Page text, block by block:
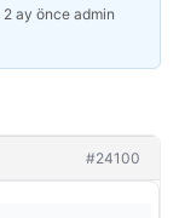
2 ay önce admin
#24100